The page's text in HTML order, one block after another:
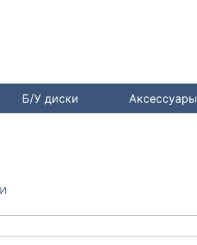
Б/У диски Аксессуары